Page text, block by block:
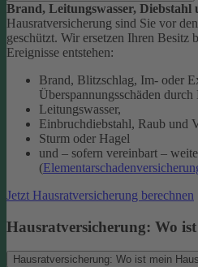
Brand, Leitungswasser, Diebstahl
Hausratversicherung sind Sie vor
geschützt. Wir ersetzen Ihren Besitz
Ereignisse entstehen:
Brand, Blitzschlag, Im- oder
Überspannungsschäden durch
Leitungswasser,
Einbruchdiebstahl, Raub und
Sturm oder Hagel
und – sofern vereinbart –
(
Jetzt Hausratversicherung berechnen
Hausratversicherung: Wo
Hausratversicherung: Wo ist mein